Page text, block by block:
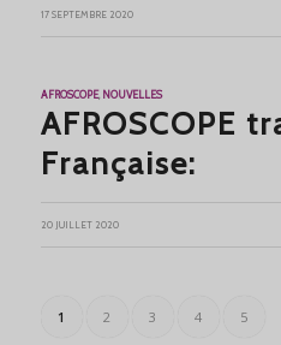
17 SEPTEMBRE 2020
AFROSCOPE, NOUVELLES
AFROSCOPE
Française:
20 JUILLET 2020
1 2 3 4 5